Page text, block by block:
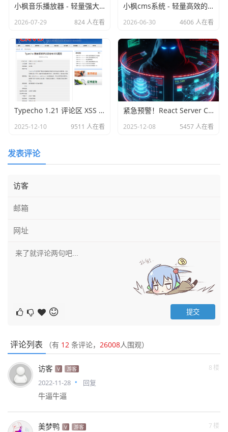
小枫音乐播放器 - 轻量强大的 HTML5 网页音乐播放器插件
2026-07-29 824 人在看
小枫cms系统 - 轻量高效的内容管理与后台运营系统
2026-06-30 4606 人在看
Typecho 1.21 评论区 XSS 漏洞发现与安全提醒
2025-12-10 9511 人在看
紧急预警！React Server Components 及 Next.js 高危远程代码执行漏洞（CVE-2025-55182/CVE-2025-66478）
2025-12-08 5457 人在看
发表评论
评论列表 （有 12 条评论， 26008人围观）
访客 V 游客 8楼
2022-11-28 回复
牛逼牛逼
美梦鸭 V 游客 7楼